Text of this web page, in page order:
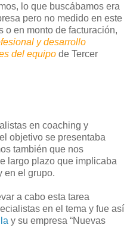
lo que buscábamos era
pero no medido en este
o en monto de facturación,
y desarrollo
del equipo de Tercer
en coaching y
objetivo se presentaba
también que nos
largo plazo que implicaba
en el grupo.
a cabo esta tarea
en el tema y fue así
y su empresa “Nuevas